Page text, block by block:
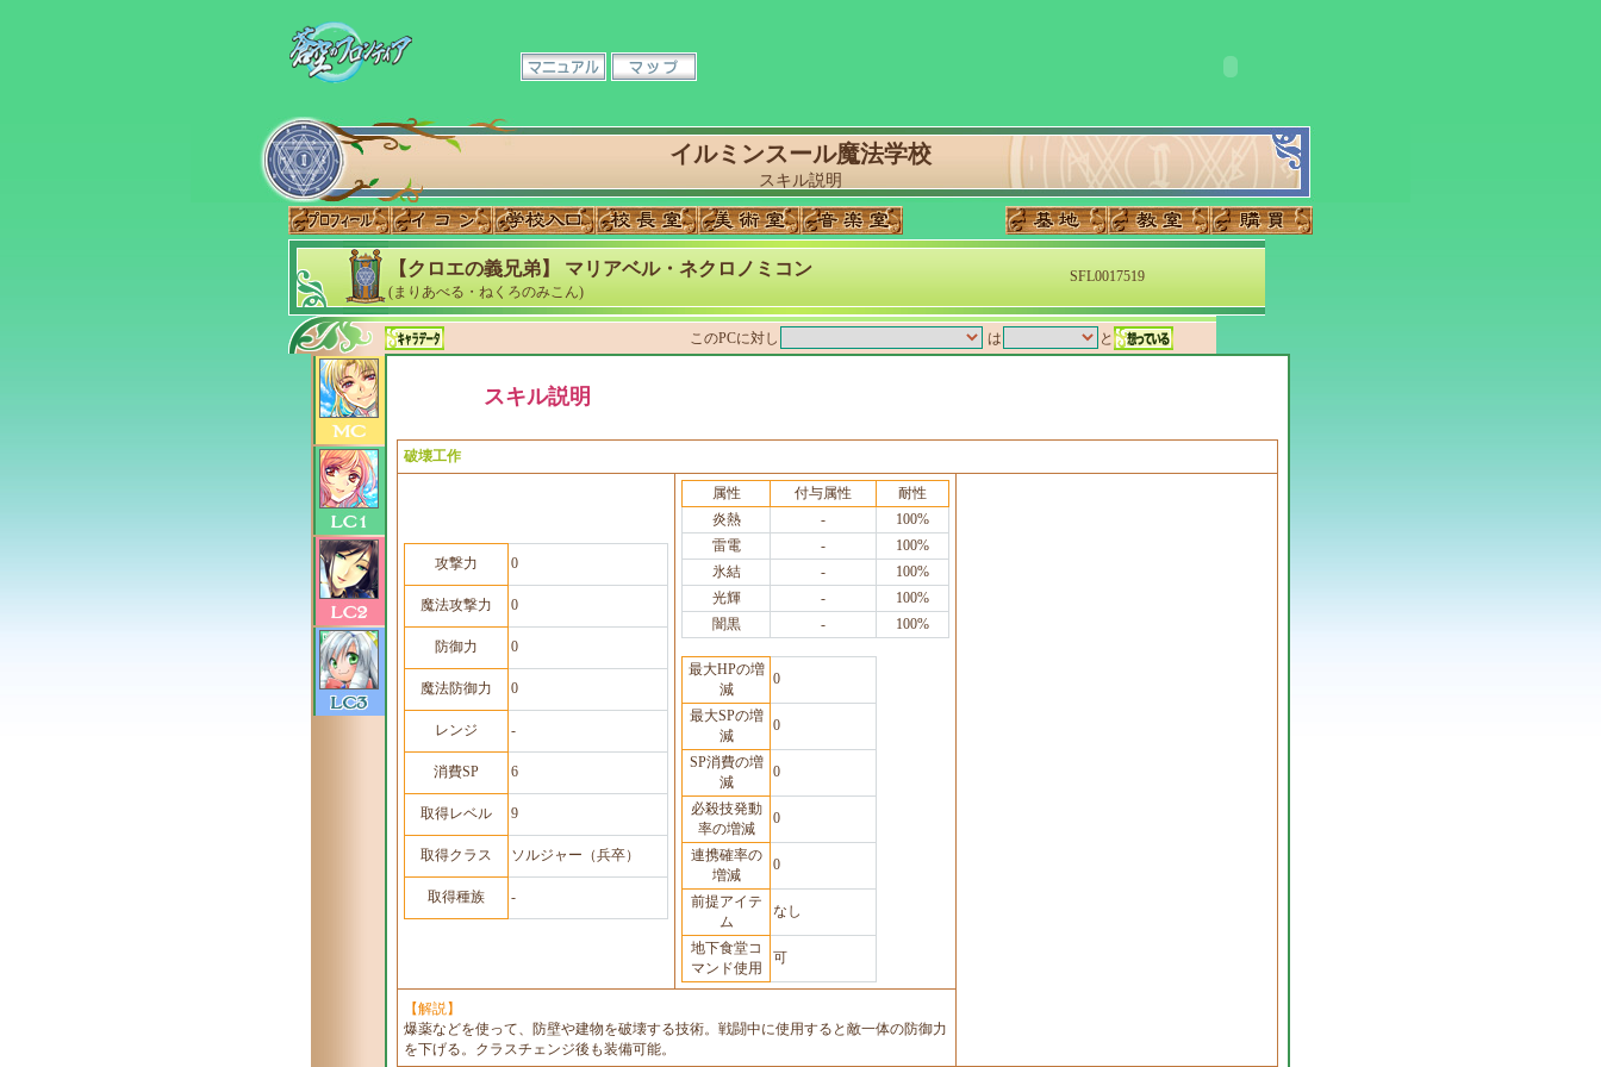
イルミンスール魔法学校
スキル説明
【クロエの義兄弟】 マリアベル・ネクロノミコン
(まりあべる・ねくろのみこん)
SFL0017519
このPCに対し は と
スキル説明
破壊工作
攻撃力 0
魔法攻撃力 0
防御力 0
魔法防御力 0
レンジ -
消費SP 6
取得レベル 9
取得クラス ソルジャー（兵卒）
取得種族 -
属性 付与属性
耐性
炎熱
-
100%
雷電
-
100%
氷結
-
100%
光輝
-
100%
闇黒
- 100%
最大HPの増
減
0
最大SPの増
減
0
SP消費の増
減
0
必殺技発動
率の増減
0
連携確率の
増減
0
前提アイテ
ム
なし
地下食堂コ
マンド使用
可
【解説】
爆薬などを使って、防壁や建物を破壊する技術。戦闘中に使用すると敵一体の防御力
を下げる。クラスチェンジ後も装備可能。